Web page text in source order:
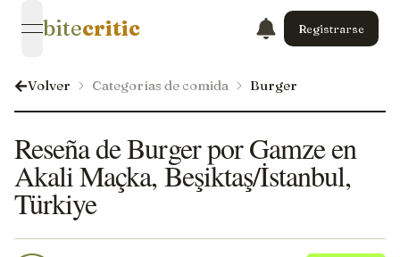
open navigation menu
bitecritic Registrarse
Volver Categorías de comida Burger
Reseña de Burger por Gamze en
Akali Maçka, Beşiktaş/İstanbul,
Türkiye